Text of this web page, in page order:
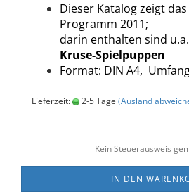
Dieser Katalog zeigt
Programm 2011;
darin enthalten sind
Kruse-Spielpuppen
Format: DIN A4,
Lieferzeit: 2-5 Tage (Ausland
Kein Steuerausweis
IN DEN